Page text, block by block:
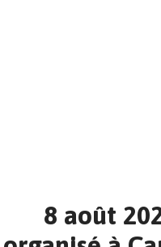
8 août